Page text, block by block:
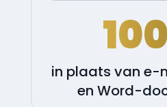
in plaats van e-
en Word-